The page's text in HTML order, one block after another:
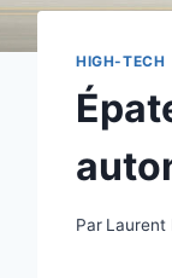
HIGH-TECH
Par Laurent